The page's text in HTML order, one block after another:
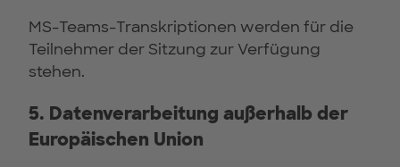
MS-Teams-Transkriptionen werden für die
Teilnehmer der Sitzung zur Verfügung
stehen.
5. Datenverarbeitung außerhalb der
Europäischen Union